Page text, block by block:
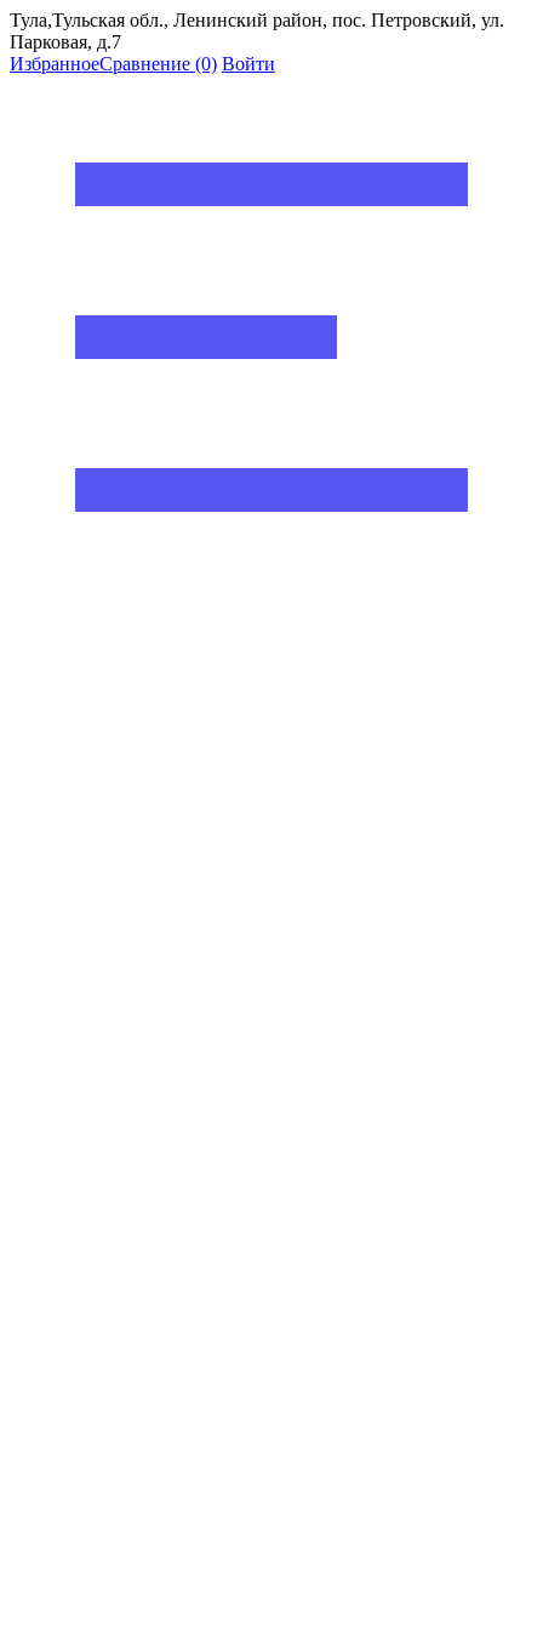
Тула,Тульская обл., Ленинский район, пос. Петровский, ул.
Парковая, д.7
ИзбранноеСравнение (0) Войти